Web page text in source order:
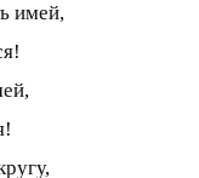
имей,